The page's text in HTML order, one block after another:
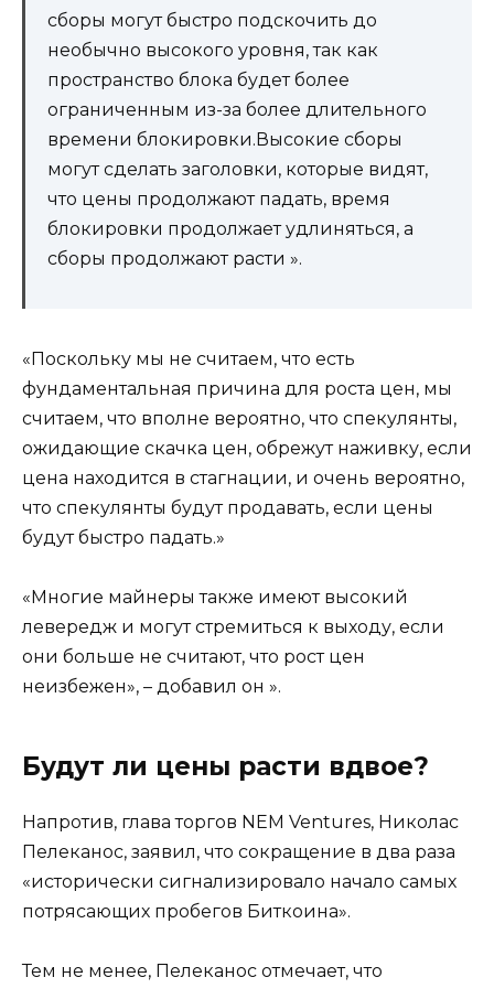
сборы могут быстро подскочить до
необычно высокого уровня, так как
пространство блока будет более
ограниченным из-за более длительного
времени блокировки.Высокие сборы
могут сделать заголовки, которые видят,
что цены продолжают падать, время
блокировки продолжает удлиняться, а
сборы продолжают расти ».
«Поскольку мы не считаем, что есть
фундаментальная причина для роста цен, мы
считаем, что вполне вероятно, что спекулянты,
ожидающие скачка цен, обрежут наживку, если
цена находится в стагнации, и очень вероятно,
что спекулянты будут продавать, если цены
будут быстро падать.»
«Многие майнеры также имеют высокий
левередж и могут стремиться к выходу, если
они больше не считают, что рост цен
неизбежен», – добавил он ».
Будут ли цены расти вдвое?
Напротив, глава торгов NEM Ventures, Николас
Пелеканос, заявил, что сокращение в два раза
«исторически сигнализировало начало самых
потрясающих пробегов Биткоина».
Тем не менее, Пелеканос отмечает, что